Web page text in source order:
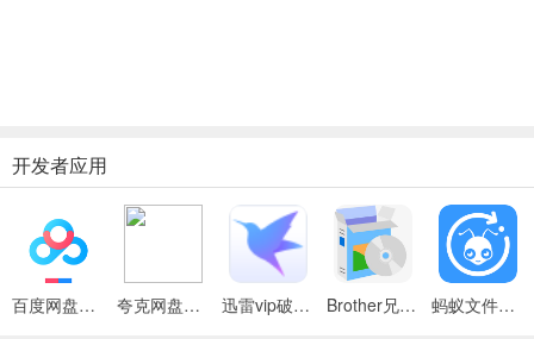
开发者应用
百度网盘绿色免安装Pc电脑版 夸克网盘官方正式版 迅雷vip破解版永久会员2024版 Brother兄弟 MFC-8480DN多功能一体机ISIS驱动 蚂蚁文件（数据恢复大师）